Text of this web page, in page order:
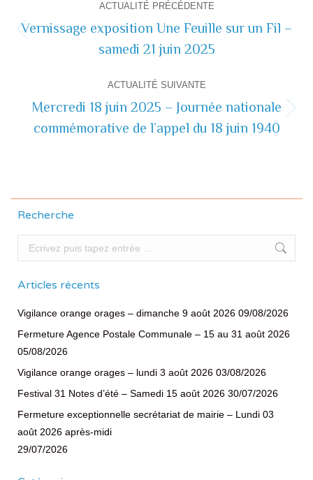
de
commentaire
ACTUALITÉ PRÉCÉDENTE
précédente
Vernissage exposition Une Feuille sur un Fil –
samedi 21 juin 2025
ACTUALITÉ SUIVANTE
Actualité
suivante
Mercredi 18 juin 2025 – Journée nationale
commémorative de l’appel du 18 juin 1940
Recherche
Recherche
Articles récents
Vigilance orange orages – dimanche 9 août 2026 09/08/2026
Fermeture Agence Postale Communale – 15 au 31 août 2026
05/08/2026
Vigilance orange orages – lundi 3 août 2026 03/08/2026
Festival 31 Notes d’été – Samedi 15 août 2026 30/07/2026
Fermeture exceptionnelle secrétariat de mairie – Lundi 03
août 2026 après-midi
29/07/2026